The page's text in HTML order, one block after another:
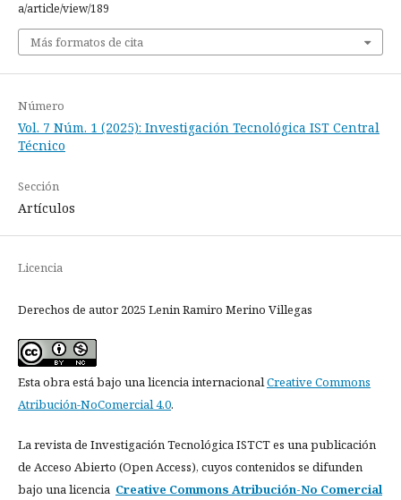
a/article/view/189
Más formatos de cita
Número
Vol. 7 Núm. 1 (2025): Investigación Tecnológica IST Central
Técnico
Sección
Artículos
Licencia
Derechos de autor 2025 Lenin Ramiro Merino Villegas
Esta obra está bajo una licencia internacionalCreative Commons
Atribución-NoComercial 4.0.
La revista de Investigación Tecnológica ISTCT es una publicación
de Acceso Abierto (Open Access), cuyos contenidos se difunden
bajo una licencia Creative Commons Atribución-No Comercial